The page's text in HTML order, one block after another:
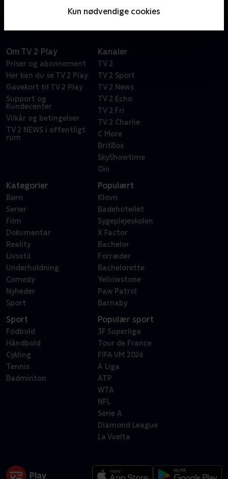
Kun nødvendige cookies
Om TV 2 Play
Priser og abonnement
Her kan du se TV 2 Play
Gavekort til TV 2 Play
Support og
Kundecenter
Vilkår og betingelser
TV 2 NEWS i offentligt
rum
Kanaler
TV 2
TV 2 Sport
TV 2 News
TV 2 Echo
TV 2 Fri
TV 2 Charlie
C More
BritBox
SkyShowtime
Oiii
Kategorier
Børn
Serier
Film
Dokumentar
Reality
Livsstil
Underholdning
Comedy
Nyheder
Sport
Populært
Klovn
Badehotellet
Sygeplejeskolen
X Factor
Bachelor
Forræder
Bachelorette
Yellowstone
Paw Patrol
Barnaby
Sport
Fodbold
Håndbold
Cykling
Tennis
Badminton
Populær sport
3F Superliga
Tour de France
FIFA VM 2026
A Liga
ATP
WTA
NFL
Serie A
Diamond League
La Vuelta